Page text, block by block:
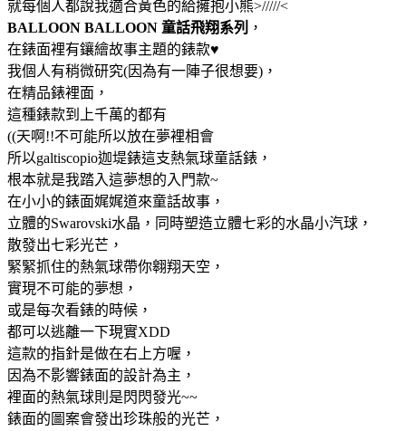
就每個人都說我適合黃色的給擁抱小熊>/////<
BALLOON BALLOON 童話飛翔系列 ，
在錶面裡有鑲繪故事主題的錶款♥
我個人有稍微研究(因為有一陣子很想要)，
在精品錶裡面，
這種錶款到上千萬的都有
((天啊!!不可能所以放在夢裡相會
所以galtiscopio迦堤錶這支熱氣球童話錶，
根本就是我踏入這夢想的入門款~
在小小的錶面娓娓道來童話故事，
立體的Swarovski水晶，同時塑造立體七彩的水晶小汽球，
散發出七彩光芒，
緊緊抓住的熱氣球帶你翱翔天空，
實現不可能的夢想，
或是每次看錶的時候，
都可以逃離一下現實XDD
這款的指針是做在右上方喔，
因為不影響錶面的設計為主，
裡面的熱氣球則是閃閃發光~~
錶面的圖案會發出珍珠般的光芒，